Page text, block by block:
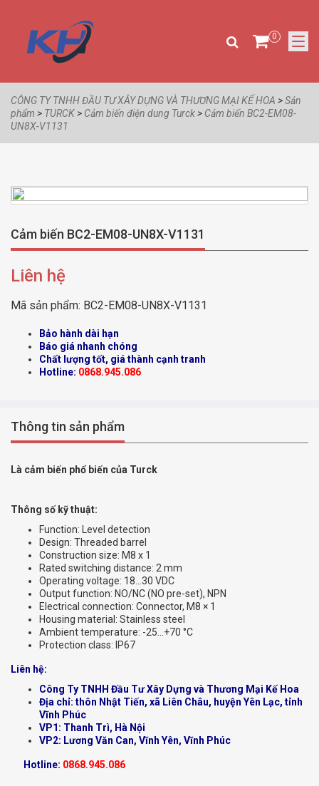
0
CÔNG TY TNHH ĐẦU TƯ XÂY DỰNG VÀ THƯƠNG MẠI KẾ HOA >Sản
phẩm > TURCK> Cảm biến điện dung Turck> Cảm biến BC2-EM08-
UN8X-V1131
Cảm biến BC2-EM08-UN8X-V1131
Liên hệ
Mã sản phẩm: BC2-EM08-UN8X-V1131
Bảo hành dài hạn
Báo giá nhanh chóng
Chất lượng tốt, giá thành cạnh tranh
Hotline: 0868.945.086
Thông tin sản phẩm
Là cảm biến phổ biến của Turck
Thông số kỹ thuật:
Function: Level detection
Design: Threaded barrel
Construction size: M8 x 1
Rated switching distance: 2 mm
Operating voltage: 18…30 VDC
Output function: NO/NC (NO pre-set), NPN
Electrical connection: Connector, M8 × 1
Housing material: Stainless steel
Ambient temperature: -25…+70 °C
Protection class: IP67
Liên hệ:
Công Ty TNHH Đầu Tư Xây Dựng và Thương Mại Kế Hoa
Địa chỉ: thôn Nhật Tiến, xã Liên Châu, huyện Yên Lạc, tỉnh
Vĩnh Phúc
VP1: Thanh Trì, Hà Nội
VP2: Lương Văn Can, Vĩnh Yên, Vĩnh Phúc
Hotline: 0868.945.086